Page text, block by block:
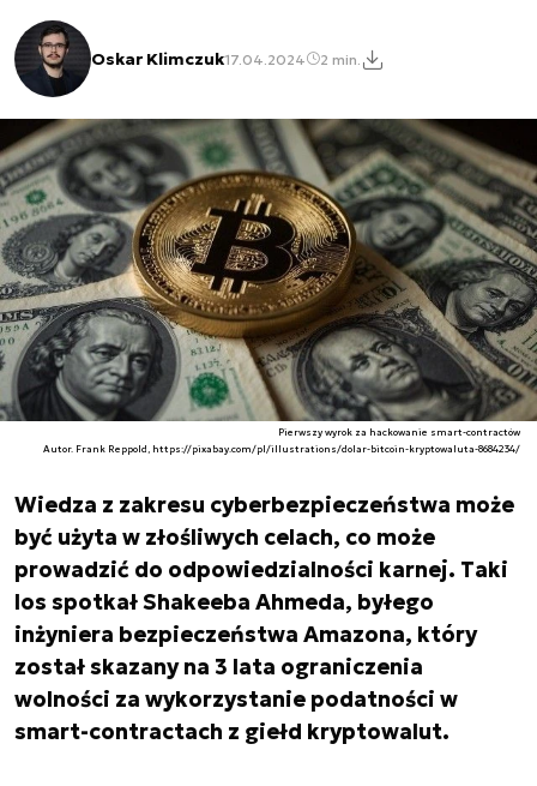
Oskar Klimczuk17.04.2024 2 min.
Pierwszy wyrok za hackowanie smart-contractów
Autor. Frank Reppold, https://pixabay.com/pl/illustrations/dolar-bitcoin-kryptowaluta-8684234/
Wiedza z zakresu cyberbezpieczeństwa może
być użyta w złośliwych celach, co może
prowadzić do odpowiedzialności karnej. Taki
los spotkał Shakeeba Ahmeda, byłego
inżyniera bezpieczeństwa Amazona, który
został skazany na 3 lata ograniczenia
wolności za wykorzystanie podatności w
smart-contractach z giełd kryptowalut.